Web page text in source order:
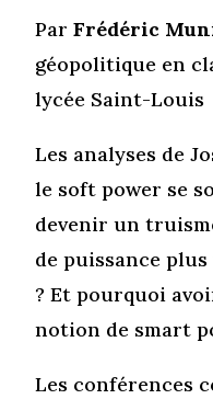
ParFrédéric
géopolitique en
lycée Saint-Louis
Les analyses de
le soft power se
devenir un
de puissance
? Et pourquoi
notion de smart
Les conférences